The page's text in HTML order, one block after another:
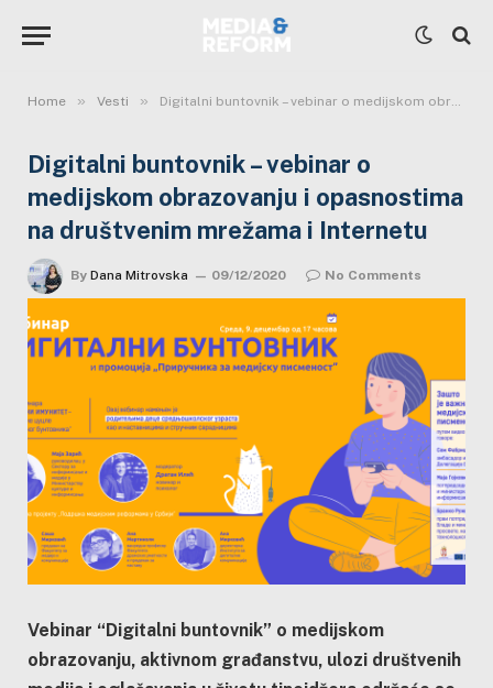
Home » Vesti » Digitalni buntovnik – vebinar o medijskom obrazovanju i opasnostima na društvenim mrežama i Internetu
Digitalni buntovnik – vebinar o
medijskom obrazovanju i opasnostima
na društvenim mrežama i Internetu
By Dana Mitrovska 09/12/2020 No Comments
Vebinar “Digitalni buntovnik” o medijskom
obrazovanju, aktivnom građanstvu, ulozi društvenih